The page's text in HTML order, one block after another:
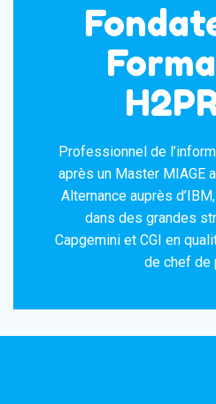
Professionnel de
après un Master MIAGE
Alternance auprès
dans des grandes
Capgemini et CGI en
de chef de